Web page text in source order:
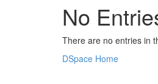
No
There are no entries in
DSpace Home